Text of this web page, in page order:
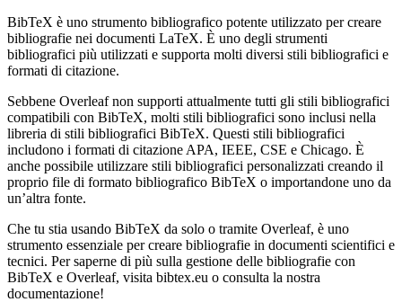
BibTeX è uno strumento bibliografico potente utilizzato per creare
bibliografie nei documenti LaTeX. È uno degli strumenti
bibliografici più utilizzati e supporta molti diversi stili bibliografici e
formati di citazione.
Sebbene Overleaf non supporti attualmente tutti gli stili bibliografici
compatibili con BibTeX, molti stili bibliografici sono inclusi nella
libreria di stili bibliografici BibTeX. Questi stili bibliografici
includono i formati di citazione APA, IEEE, CSE e Chicago. È
anche possibile utilizzare stili bibliografici personalizzati creando il
proprio file di formato bibliografico BibTeX o importandone uno da
un’altra fonte.
Che tu stia usando BibTeX da solo o tramite Overleaf, è uno
strumento essenziale per creare bibliografie in documenti scientifici e
tecnici. Per saperne di più sulla gestione delle bibliografie con
BibTeX e Overleaf, visita bibtex.eu o consulta la nostra
documentazione!